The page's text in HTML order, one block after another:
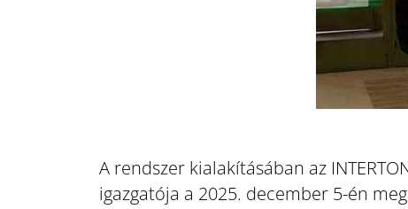
A rendszer kialakításában az
igazgatója a 2025. december 5-én